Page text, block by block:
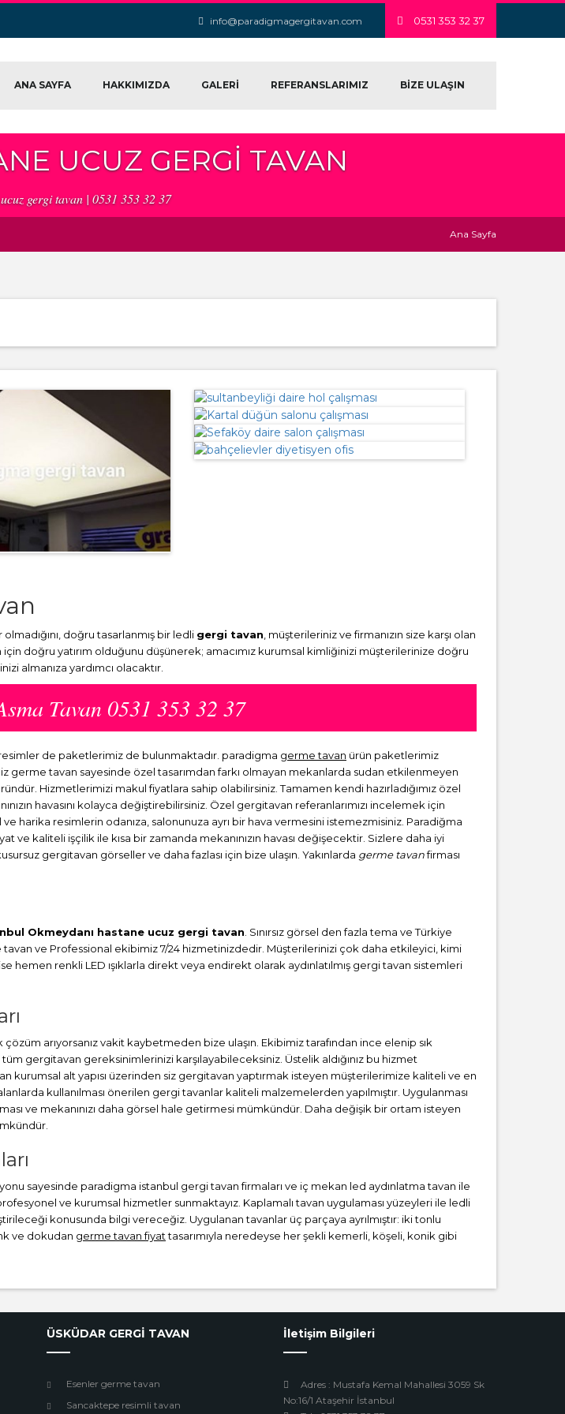
info@paradigmagergitavan.com 0531 353 32 37
ANA SAYFA HAKKIMIZDA GALERİ REFERANSLARIMIZ BİZE ULAŞIN
UCUZ GERGI TAVAN
gergi tavan | 0531 353 32 37
Ana Sayfa
doğru tasarlanmış bir ledli gergi tavan , müşterileriniz ve firmanızın size karşı olan
doğru yatırım olduğunu düşünerek; amacımız kurumsal kimliğinizi müşterilerinize doğru
almanıza yardımcı olacaktır.
Tavan 0531 353 32 37
de paketlerimiz de bulunmaktadır. paradigma germe tavan ürün paketlerimiz
tavan sayesinde özel tasarımdan farkı olmayan mekanlarda sudan etkilenmeyen
Hizmetlerimizi makul fiyatlara sahip olabilirsiniz. Tamamen kendi hazırladığımız özel
havasını kolayca değiştirebilirsiniz. Özel gergitavan referanlarımızı incelemek için
ve harika resimlerin odanıza, salonunuza ayrı bir hava vermesini istemezmisiniz. Paradiğma
ve kaliteli işçilik ile kısa bir zamanda mekanınızın havası değişecektir. Sizlere daha iyi
gergitavan görseller ve daha fazlası için bize ulaşın. Yakınlarda germe tavanfirması
Okmeydanı hastane ucuz gergi tavan . Sınırsız görsel den fazla tema ve Türkiye
tavan ve Professional ekibimiz 7/24 hizmetinizdedir. Müşterilerinizi çok daha etkileyici, kimi
renkli LED ışıklarla direkt veya endirekt olarak aydınlatılmış gergi tavan sistemleri
arıyorsanız vakit kaybetmeden bize ulaşın. Ekibimiz tarafından ince elenip sık
gergitavan gereksinimlerinizi karşılayabileceksiniz. Üstelik aldığınız bu hizmet
kurumsal alt yapısı üzerinden siz gergitavan yaptırmak isteyen müşterilerimize kaliteli ve en
kullanılması önerilen gergi tavanlar kaliteli malzemelerden yapılmıştır. Uygulanması
ve mekanınızı daha görsel hale getirmesi mümkündür. Daha değişik bir ortam isteyen
sayesinde paradigma istanbul gergi tavan firmaları ve iç mekan led aydınlatma tavan ile
ve kurumsal hizmetler sunmaktayız. Kaplamalı tavan uygulaması yüzeyleri ile ledli
konusunda bilgi vereceğiz. Uygulanan tavanlar üç parçaya ayrılmıştır: iki tonlu
ve dokudan germe tavan fiyattasarımıyla neredeyse her şekli kemerli, köşeli, konik gibi
ÜSKÜDAR GERGİ TAVAN
Esenler germe tavan
Sancaktepe resimli tavan
İletişim Bilgileri
Adres : Mustafa Kemal Mahallesi 3059 Sk
No:16/1 Ataşehir İstanbul